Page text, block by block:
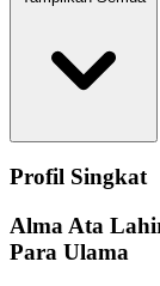
Profil Singkat
Alma Ata
Para Ulama